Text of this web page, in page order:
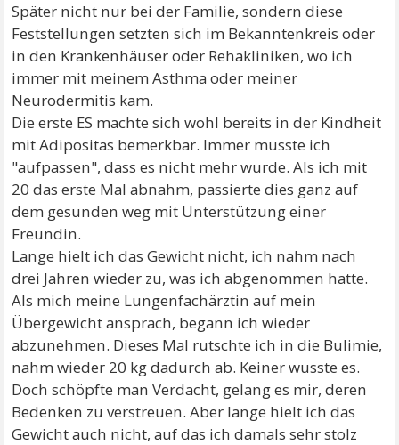
Später nicht nur bei der Familie, sondern diese
Feststellungen setzten sich im Bekanntenkreis oder
in den Krankenhäuser oder Rehakliniken, wo ich
immer mit meinem Asthma oder meiner
Neurodermitis kam.
Die erste ES machte sich wohl bereits in der Kindheit
mit Adipositas bemerkbar. Immer musste ich
"aufpassen", dass es nicht mehr wurde. Als ich mit
20 das erste Mal abnahm, passierte dies ganz auf
dem gesunden weg mit Unterstützung einer
Freundin.
Lange hielt ich das Gewicht nicht, ich nahm nach
drei Jahren wieder zu, was ich abgenommen hatte.
Als mich meine Lungenfachärztin auf mein
Übergewicht ansprach, begann ich wieder
abzunehmen. Dieses Mal rutschte ich in die Bulimie,
nahm wieder 20 kg dadurch ab. Keiner wusste es.
Doch schöpfte man Verdacht, gelang es mir, deren
Bedenken zu verstreuen. Aber lange hielt ich das
Gewicht auch nicht, auf das ich damals sehr stolz